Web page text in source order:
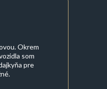
Okrem
som
pre